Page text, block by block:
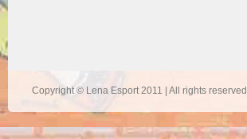
Copyright © Lena Esport 2011 | All rights reserved